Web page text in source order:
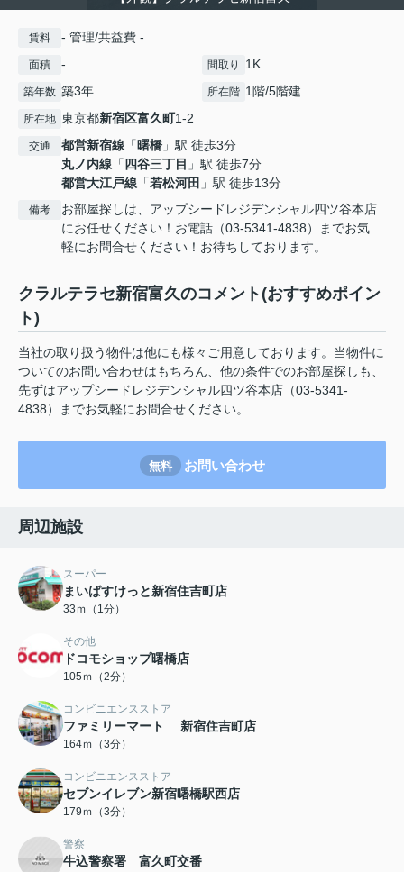
賃料 - 管理/共益費 -
面積 - 間取り 1K
築年数 築3年 所在階 1階/5階建
所在地 東京都新宿区富久町1-2
交通 都営新宿線 「曙橋 」駅 徒歩3分
丸ノ内線 「 四谷三丁目 」駅 徒歩7分
都営大江戸線 「若松河田 」駅 徒歩13分
備考
お部屋探しは、アップシードレジデンシャル四ツ谷本店
にお任せください！お電話（03-5341-4838）までお気
軽にお問合せください！お待ちしております。
クラルテラセ新宿富久のコメント(おすすめポイン
ト)
当社の取り扱う物件は他にも様々ご用意しております。当物件に
ついてのお問い合わせはもちろん、他の条件でのお部屋探しも、
先ずはアップシードレジデンシャル四ツ谷本店（03-5341-
4838）までお気軽にお問合せください。
無料 お問い合わせ
周辺施設
スーパー
まいばすけっと新宿住吉町店
33ｍ（1分）
その他
ドコモショップ曙橋店
105ｍ（2分）
コンビニエンスストア
ファミリーマート 新宿住吉町店
164ｍ（3分）
コンビニエンスストア
セブンイレブン新宿曙橋駅西店
179ｍ（3分）
警察
牛込警察署 富久町交番